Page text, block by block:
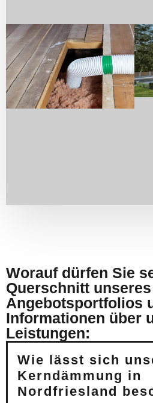
Worauf dürfen Sie
Querschnitt unseres
Angebotsportfolios
Informationen über
Leistungen:
Wie lässt sich
Kerndämmung in
Nordfriesland